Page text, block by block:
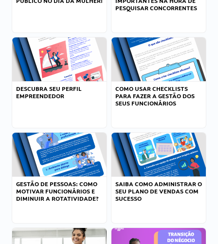
PESQUISAR CONCORRENTES
DESCUBRA SEU PERFIL
EMPREENDEDOR
COMO USAR CHECKLISTS
PARA FAZER A GESTÃO DOS
SEUS FUNCIONÁRIOS
GESTÃO DE PESSOAS: COMO
MOTIVAR FUNCIONÁRIOS E
DIMINUIR A ROTATIVIDADE?
SAIBA COMO ADMINISTRAR O
SEU PLANO DE VENDAS COM
SUCESSO